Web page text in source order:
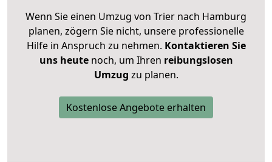
Wenn Sie einen Umzug von Trier nach Hamburg
planen, zögern Sie nicht, unsere professionelle
Hilfe in Anspruch zu nehmen. Kontaktieren Sie
uns heutenoch, um Ihren reibungslosen
Umzug zu planen.
Kostenlose Angebote erhalten